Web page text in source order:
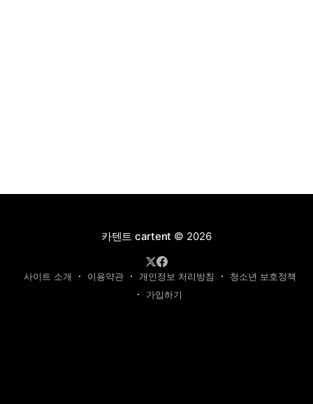
카텐트 cartent © 2026
사이트 소개 이용약관 개인정보 처리방침
청소년 보호정책
가입하기